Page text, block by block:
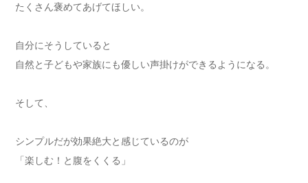
たくさん褒めてあげてほしい。
自分にそうしていると
自然と子どもや家族にも優しい声掛けができるようになる。
そして、
シンプルだが効果絶大と感じているのが
「楽しむ！と腹をくくる」